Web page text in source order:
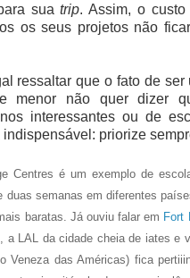
suatrip. Assim, o
os seus projetos não
ressaltar que o fato de
menor não quer dizer
interessantes ou de
indispensável: priorize
Centres é um exemplo de
duas semanas em diferentes
baratas. Já ouviu falar em Fort
a LAL da cidade cheia de iates e
Veneza das Américas) fica